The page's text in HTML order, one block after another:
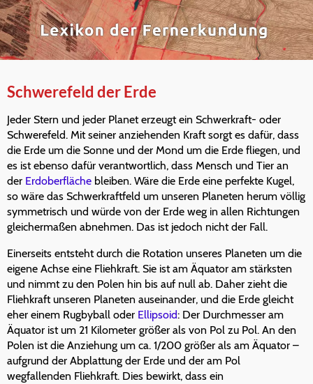
Schwerefeld der Erde
Jeder Stern und jeder Planet erzeugt ein Schwerkraft- oder
Schwerefeld. Mit seiner anziehenden Kraft sorgt es dafür, dass
die Erde um die Sonne und der Mond um die Erde fliegen, und
es ist ebenso dafür verantwortlich, dass Mensch und Tier an
der Erdoberfläche bleiben. Wäre die Erde eine perfekte Kugel,
so wäre das Schwerkraftfeld um unseren Planeten herum völlig
symmetrisch und würde von der Erde weg in allen Richtungen
gleichermaßen abnehmen. Das ist jedoch nicht der Fall.
Einerseits entsteht durch die Rotation unseres Planeten um die
eigene Achse eine Fliehkraft. Sie ist am Äquator am stärksten
und nimmt zu den Polen hin bis auf null ab. Daher zieht die
Fliehkraft unseren Planeten auseinander, und die Erde gleicht
eher einem Rugbyball oder Ellipsoid: Der Durchmesser am
Äquator ist um 21 Kilometer größer als von Pol zu Pol. An den
Polen ist die Anziehung um ca. 1/200 größer als am Äquator –
aufgrund der Abplattung der Erde und der am Pol
wegfallenden Fliehkraft. Dies bewirkt, dass ein